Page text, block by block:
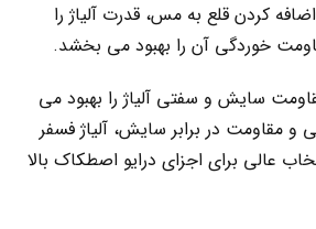
کردن قلع به مس، قدرت آلیاژ را
خوردگی آن را بهبود می بخشد.
سایش و سفتی آلیاژ را بهبود می
مقاومت در برابر سایش، آلیاژ فسفر
عالی برای اجزای درایو اصطکاک بالا